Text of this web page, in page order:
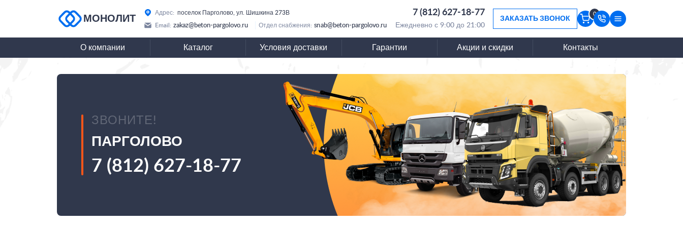
МОНОЛИТ
Адрес: поселок Парголово, ул. Шишкина 273В 7 (812) 627-18-77
Email: zakaz@beton-pargolovo.ru Отдел снабжения: snab@beton-pargolovo.ru Ежедневно с 9:00 до 21:00
ЗАКАЗАТЬ ЗВОНОК
0
О компании Каталог Условия доставки Гарантии Акции и скидки Контакты
ЗВОНИТЕ!
ПАРГОЛОВО
7 (812) 627-18-77